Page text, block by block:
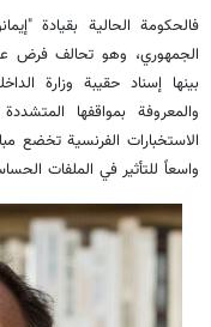
فالحكومة الحالية بقيادة
الجمهوري، وهو تحالف فرض
بينها إسناد حقيبة وزارة
والمعروفة بمواقفها
الاستخبارات الفرنسية تخضع
واسعاً للتأثير في الملفات